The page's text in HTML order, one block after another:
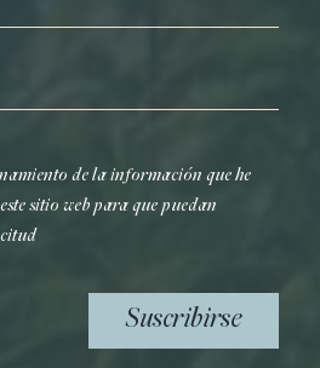
de la información que he
sitio web para que puedan
Suscribirse